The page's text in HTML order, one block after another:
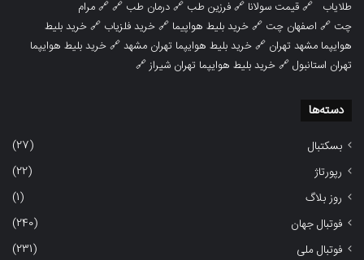
طلایاب 🔗قیمت سولانا 🔗فرزین طب 🔗درمان طب 🔗 🔗مرام
چت 🔗 اصفهان چت 🔗خرید بلیط هواپیما 🔗خرید فلزیاب 🔗خرید بلیط
هوایپما مشهد تهران 🔗خرید بلیط هوایپما تهران مشهد🔗خرید بلیط هوایپما
تهران استانبول🔗خرید بلیط هوایپما تهران شیراز🔗
دسته‌ها
بسکتبال
(27)
رپورتاژ
(22)
روز بلاگ
(1)
فوتبال جهان
(240)
فوتبال ملی
(231)